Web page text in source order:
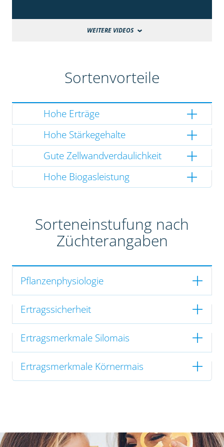
WEITERE VIDEOS
Sortenvorteile
Hohe Erträge
Hohe Stärkegehalte
Gute Zellwandverdaulichkeit
Hohe Biogasleistung
Sorteneinstufung nach
Züchterangaben
Pflanzenphysiologie
Ertragssicherheit
Ertragsmerkmale Silomais
Ertragsmerkmale Körnermais